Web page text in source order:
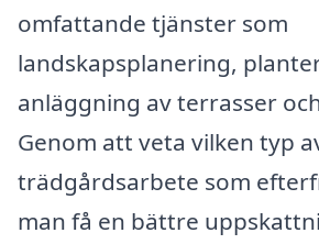
omfattande tjänster som
landskapsplanering,
anläggning av terrasser
Genom att veta vilken typ
trädgårdsarbete som
man få en bättre